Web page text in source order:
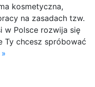
kosmetyczna,
na zasadach tzw.
w Polsce rozwija się
Ty chcesz spróbować